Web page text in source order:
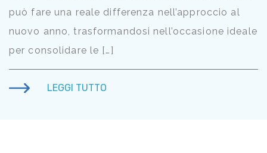
può fare una reale differenza nell’approccio al
nuovo anno, trasformandosi nell’occasione ideale
per consolidare le […]
LEGGI TUTTO